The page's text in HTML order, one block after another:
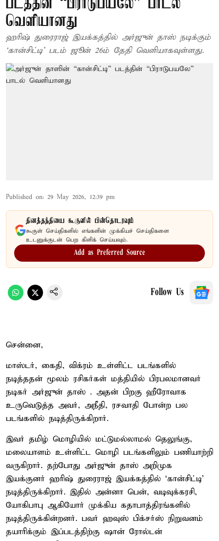
படத்தின் “பிராடுபயலே” பாடல்
வெளியானது
ஹரிஷ் துரைராஜ் இயக்கத்தில் அர்ஜுன் தாஸ் நடிக்கும்
‘கான்சிட்டி’ படம் ஜூன் 26ம் தேதி வெளியாகவுள்ளது.
Published on: 29 May 2026, 12:39 pm
தினத்தந்தியை கூகுளில் பின்தொடரவும்
கூகுள் செய்திகளில் எங்களின் முக்கியச் செய்திகளை
உடனுக்குடன் பெற கிளிக் செய்யவும்.
Add as Preferred Source
Follow Us
சென்னை,
மாஸ்டர், கைதி, விக்ரம் உள்ளிட்ட படங்களில்
நடித்ததன் மூலம் ரசிகர்கள் மத்தியில் பிரபலமானவர்
நடிகர் அர்ஜுன் தாஸ் . அதன் பிறகு ஹீரோவாக
உருவெடுத்த அவர், அநீதி, ரசவாதி போன்ற பல
படங்களில் நடித்திருக்கிறார்.
இவர் தமிழ் மொழியில் மட்டுமல்லாமல் தெலுங்கு,
மலையாளம் உள்ளிட்ட மொழி படங்களிலும் பணியாற்றி
வருகிறார். தற்போது அர்ஜுன் தாஸ் அறிமுக
இயக்குனர் ஹரிஷ் துரைராஜ் இயக்கத்தில் ‘கான்சிட்டி’
நடித்திருக்கிறார். இதில் அன்னா பென், வடிவுக்கரசி,
யோகிபாபு ஆகியோர் முக்கிய கதாபாத்திரங்களில்
நடித்திருக்கின்றனர். பவர் ஹவுஸ் பிக்சர்ஸ் நிறுவனம்
தயாரிக்கும் இப்படத்திற்கு ஷான் ரோல்டன்